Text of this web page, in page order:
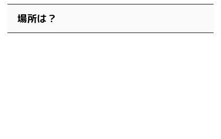
場所は？